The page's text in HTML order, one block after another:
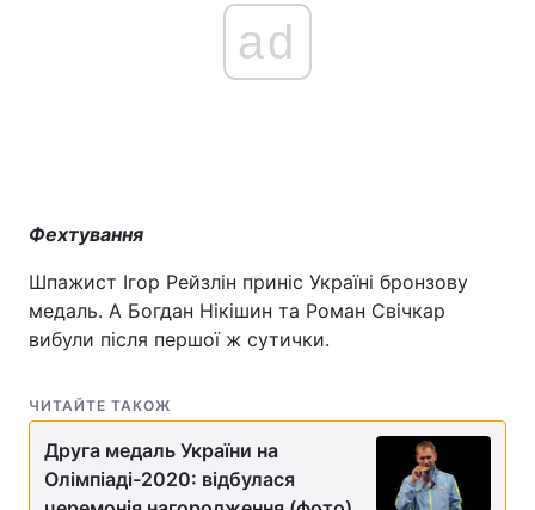
ad
Фехтування
Шпажист Ігор Рейзлін приніс Україні бронзову
медаль. А Богдан Нікішин та Роман Свічкар
вибули після першої ж сутички.
ЧИТАЙТЕ ТАКОЖ
Друга медаль України на
Олімпіаді-2020: відбулася